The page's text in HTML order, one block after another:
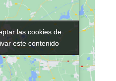
las cookies de
este contenido
las cookies de
este contenido